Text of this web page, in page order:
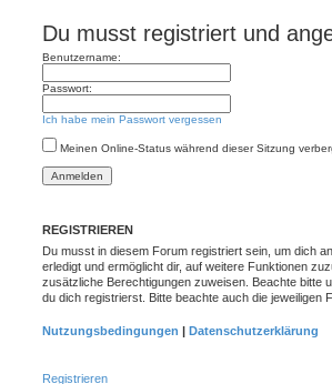
Du musst registriert und
Benutzername:
Passwort:
Ich habe mein Passwort vergessen
Meinen Online-Status während dieser Sitzung
REGISTRIEREN
Du musst in diesem Forum registriert sein, um dich
erledigt und ermöglicht dir, auf weitere Funktionen
zusätzliche Berechtigungen zuweisen. Beachte bitte
du dich registrierst. Bitte beachte auch die jeweiligen
Nutzungsbedingungen | Datenschutzerklärung
Registrieren